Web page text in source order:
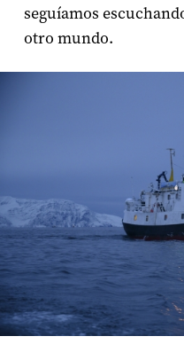
seguíamos
otro mundo.